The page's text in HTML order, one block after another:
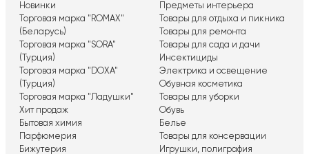
Новинки
Торговая марка "ROMAX"
(Беларусь)
Торговая марка "SORA"
(Турция)
Торговая марка "DOXA"
(Турция)
Торговая марка "Ладушки"
Хит продаж
Бытовая химия
Парфюмерия
Бижутерия
Предметы интерьера
Товары для отдыха и пикника
Товары для ремонта
Товары для сада и дачи
Инсектициды
Электрика и освещение
Обувная косметика
Товары для уборки
Обувь
Белье
Товары для консервации
Игрушки, полиграфия